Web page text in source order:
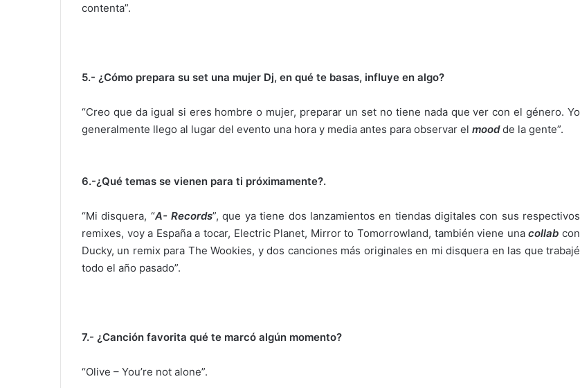
contenta”.
5.- ¿Cómo prepara su set una mujer Dj, en qué te basas, influye en algo?
“Creo que da igual si eres hombre o mujer, preparar un set no tiene nada que ver con el género. Yo
generalmente llego al lugar del evento una hora y media antes para observar el moodde la gente”.
6.-¿Qué temas se vienen para ti próximamente?.
“Mi disquera, “A- Records”, que ya tiene dos lanzamientos en tiendas digitales con sus respectivos
remixes, voy a España a tocar, Electric Planet, Mirror to Tomorrowland, también viene unacollab con
Ducky, un remix para The Wookies, y dos canciones más originales en mi disquera en las que trabajé
todo el año pasado”.
7.- ¿Canción favorita qué te marcó algún momento?
“Olive – You’re not alone”.